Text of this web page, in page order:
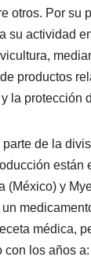
otros. Por su
su actividad
productos
la protección
parte de la
están
(México) y
médica,
con los años